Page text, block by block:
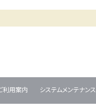
利用案内 システムメンテナンス